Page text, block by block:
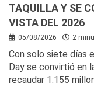
TAQUILLA Y SE
VISTA DEL 2026
05/08/2026 2
Con solo siete días
Day se convirtió en
recaudar 1.155